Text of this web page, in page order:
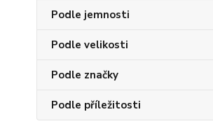
Podle jemnosti
Podle velikosti
Podle značky
Podle příležitosti